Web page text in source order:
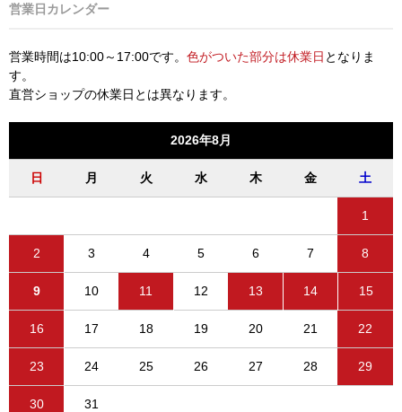
営業日カレンダー
営業時間は10:00～17:00です。 色がついた部分は休業日 となりま
す。
直営ショップの休業日とは異なります。
2026年8月
日 月 火 水 木 金 土
1
2 3 4 5 6 7 8
9 10 11 12 13 14 15
16 17 18 19 20 21 22
23 24 25 26 27 28 29
30 31